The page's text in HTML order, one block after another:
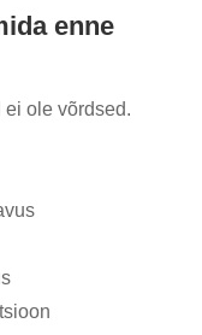
enne
ole võrdsed.